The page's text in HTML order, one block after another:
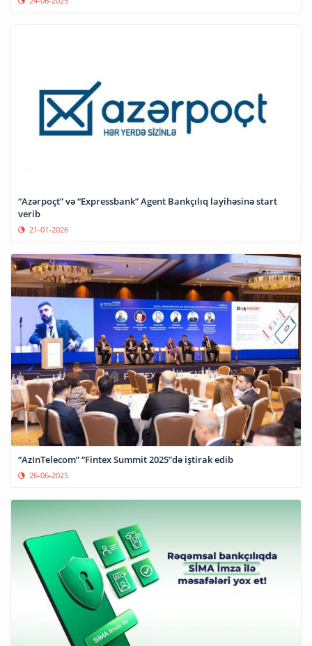
“Azərpoçt” və “Expressbank” Agent Bankçılıq layihəsinə start
verib
21-01-2026
“AzInTelecom” “Fintex Summit 2025”də iştirak edib
26-06-2025